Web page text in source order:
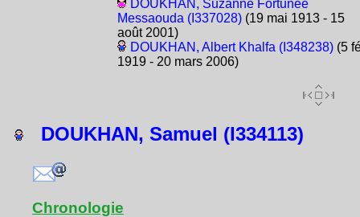
DOUKHAN, Suzanne Fortunée
Messaouda (I337028)(19 mai 1913 - 15
août 2001)
DOUKHAN, Albert Khalfa (I348238)(5
1919 - 20 mars 2006)
DOUKHAN, Samuel (I334113)
Chronologie